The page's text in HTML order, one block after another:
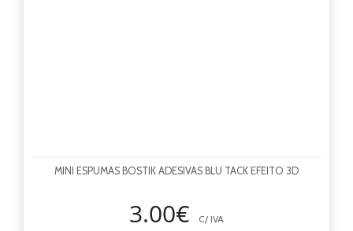
MINI ESPUMAS BOSTIK ADESIVAS BLU TACK EFEITO 3D
3.00€
C/ IVA